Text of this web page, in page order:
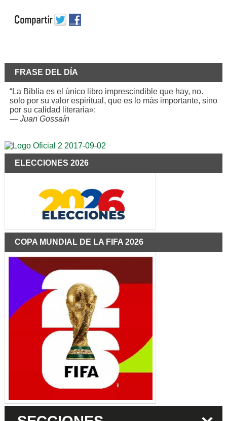
FRASE DEL DÍA
“La Biblia es el único libro imprescindible que hay, no.
solo por su valor espiritual, que es lo más importante, sino
por su calidad literaria»:
— Juan Gossaín
ELECCIONES 2026
COPA MUNDIAL DE LA FIFA 2026